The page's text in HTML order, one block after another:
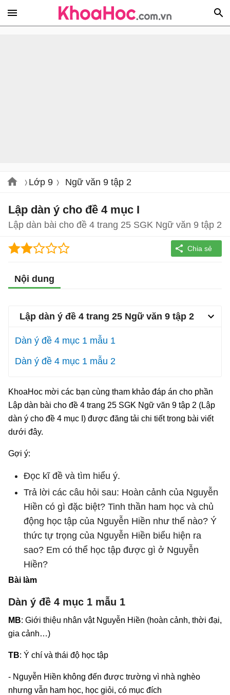
Lớp 9 Ngữ văn 9 tập 2
Lập dàn ý cho đề 4 mục I
Lập dàn bài cho đề 4 trang 25 SGK Ngữ văn 9 tập 2
Nội dung
Lập dàn ý đề 4 trang 25 Ngữ văn 9 tập 2
Dàn ý đề 4 mục 1 mẫu 1
Dàn ý đề 4 mục 1 mẫu 2
KhoaHoc mời các bạn cùng tham khảo đáp án cho phần
Lập dàn bài cho đề 4 trang 25 SGK Ngữ văn 9 tập 2 (Lập
dàn ý cho đề 4 mục I) được đăng tải chi tiết trong bài viết
dưới đây.
Gợi ý:
Đọc kĩ đề và tìm hiểu ý.
Trả lời các câu hỏi sau: Hoàn cảnh của Nguyễn
Hiền có gì đặc biệt? Tinh thần ham học và chủ
động học tập của Nguyễn Hiền như thế nào? Ý
thức tự trọng của Nguyễn Hiền biểu hiện ra
sao? Em có thể học tập được gì ở Nguyễn
Hiền?
Bài làm
Dàn ý đề 4 mục 1 mẫu 1
MB: Giới thiệu nhân vật Nguyễn Hiền (hoàn cảnh, thời đại,
gia cảnh…)
TB: Ý chí và thái độ học tập
- Nguyễn Hiền không đến được trường vì nhà nghèo
nhưng vẫn ham học, học giỏi, có mục đích